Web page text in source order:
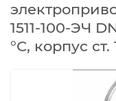
1511-100-ЭЧ
°С, корпус ст.